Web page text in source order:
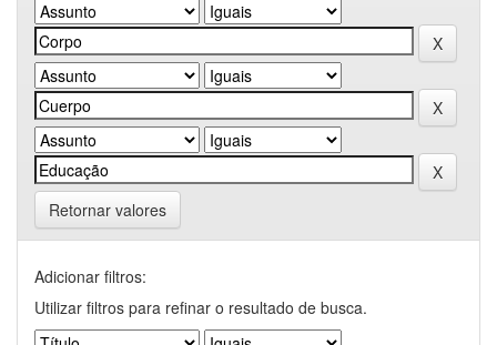
Retornar valores
Adicionar filtros:
Utilizar filtros para refinar o resultado de busca.